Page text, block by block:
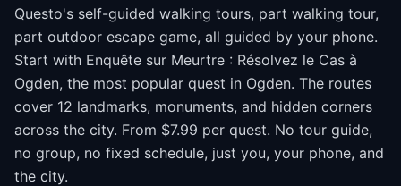
Questo's self-guided walking tours, part walking tour,
part outdoor escape game, all guided by your phone.
Start with Enquête sur Meurtre : Résolvez le Cas à
Ogden, the most popular quest in Ogden. The routes
cover 12 landmarks, monuments, and hidden corners
across the city. From $7.99 per quest. No tour guide,
no group, no fixed schedule, just you, your phone, and
the city.